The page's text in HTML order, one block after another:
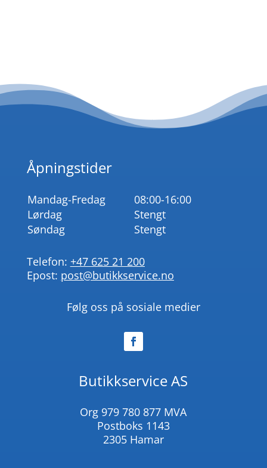
Åpningstider
Mandag-Fredag
08:00-16:00
Lørdag
Stengt
Søndag
Stengt
Telefon: +47 625 21 200
Epost: post@butikkservice.no
Følg oss på sosiale medier
Butikkservice AS
Org 979 780 877 MVA
Postboks 1143
2305 Hamar